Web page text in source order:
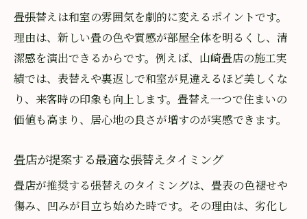
畳張替えは和室の雰囲気を劇的に変えるポイントです。
理由は、新しい畳の色や質感が部屋全体を明るくし、清
潔感を演出できるからです。例えば、山崎畳店の施工実
績では、表替えや裏返しで和室が見違えるほど美しくな
り、来客時の印象も向上します。畳替え一つで住まいの
価値も高まり、居心地の良さが増すのが実感できます。
畳店が提案する最適な張替えタイミング
畳店が推奨する張替えのタイミングは、畳表の色褪せや
傷み、凹みが目立ち始めた時です。その理由は、劣化し